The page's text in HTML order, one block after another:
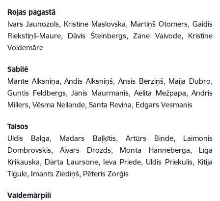
Rojas pagastā
Ivars Jaunozols, Kristīne Maslovska, Mārtiņš Otomers, Gaidis
Riekstiņš-Maure, Dāvis Šteinbergs, Zane Vaivode, Kristīne
Voldemāre
Sabilē
Mārīte Alksniņa, Andis Alksniņš, Ansis Bērziņš, Maija Dubro,
Guntis Feldbergs, Jānis Maurmanis, Aelita Mežpapa, Andris
Millers, Vēsma Neilande, Santa Revina, Edgars Vesmanis
Talsos
Uldis Balga, Madars Baļķītis, Artūrs Binde, Laimonis
Dombrovskis, Aivars Drozds, Monta Hanneberga, Līga
Krikauska, Dārta Laursone, Ieva Priede, Uldis Priekulis, Kitija
Tigule, Imants Ziediņš, Pēteris Zorģis
Valdemārpilī